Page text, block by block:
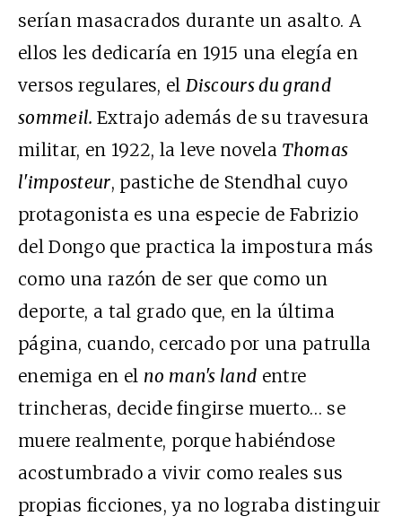
serían masacrados durante un asalto. A
ellos les dedicaría en 1915 una elegía en
versos regulares, elDiscours du grand
sommeil.Extrajo además de su travesura
militar, en 1922, la leve novela Thomas
l'imposteur, pastiche de Stendhal cuyo
protagonista es una especie de Fabrizio
del Dongo que practica la impostura más
como una razón de ser que como un
deporte, a tal grado que, en la última
página, cuando, cercado por una patrulla
enemiga en el no man's land entre
trincheras, decide fingirse muerto… se
muere realmente, porque habiéndose
acostumbrado a vivir como reales sus
propias ficciones, ya no lograba distinguir